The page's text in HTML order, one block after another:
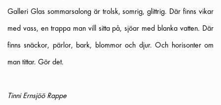
Galleri Glas sommarsalong är trolsk, somrig, glittrig. Där finns vikar
med vass, en trappa man vill sitta på, sjöar med blanka vatten. Där
finns snäckor, pärlor, bark, blommor och djur. Och horisonter om
man tittar. Gör det.
Tinni Ernsjöö Rappe